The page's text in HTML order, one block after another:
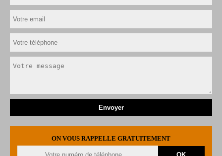
ON VOUS RAPPELLE GRATUITEMENT